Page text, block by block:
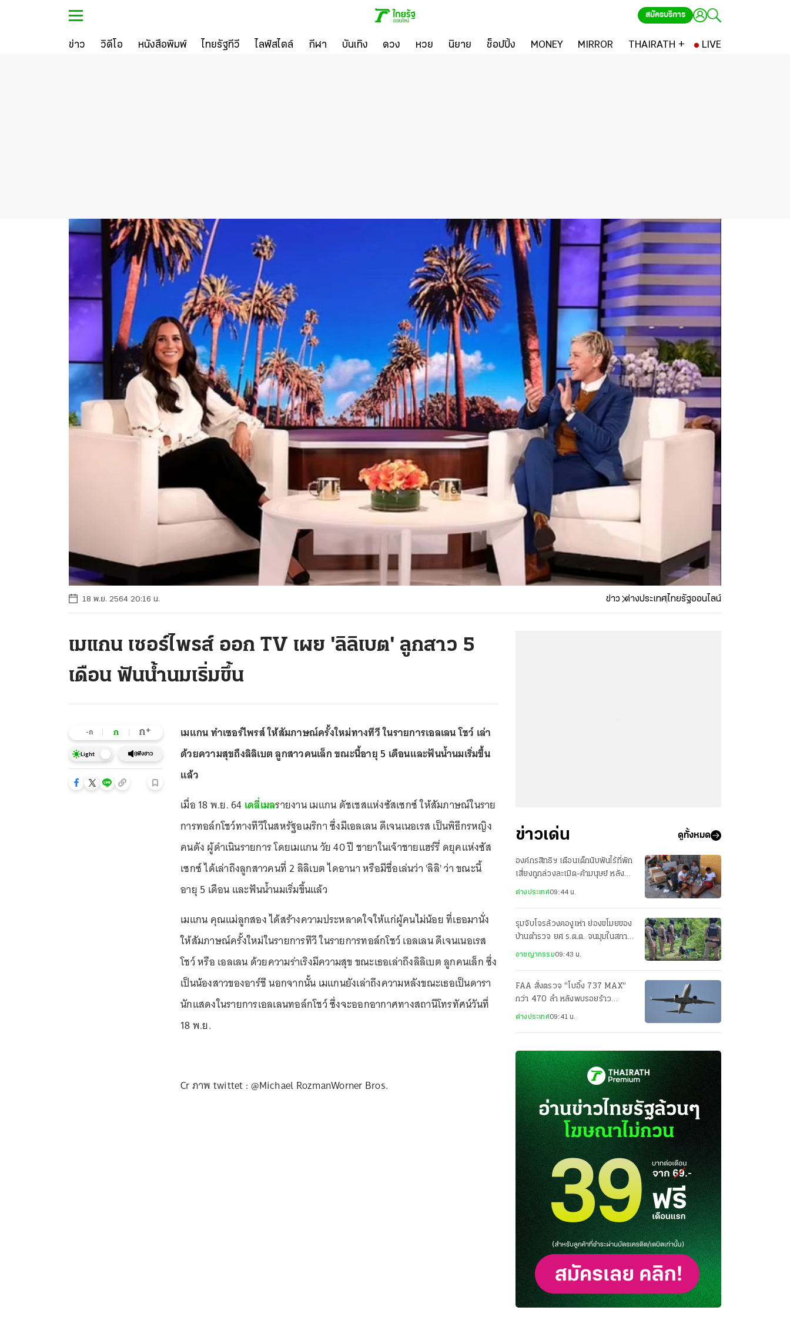
สมัครบริการ
ข่าว วิดีโอ หนังสือพิมพ์ ไทยรัฐทีวี ไลฟ์สไตล์ กีฬา บันเทิง ดวง หวย นิยาย ช็อปปิ้ง MONEY MIRROR THAIRATH + LIVE
18 พ.ย. 2564 20:16 น. ข่าว ต่างประเทศไทยรัฐออนไลน์
เมแกน เซอร์ไพรส์ ออก TV เผย 'ลิลิเบต' ลูกสาว 5
เดือน ฟันน้ำนมเริ่มขึ้น
-ก ก ก+
Light ฟังข่าว
เมแกน ทำเซอร์ไพรส์ ให้สัมภาษณ์ครั้งใหม่ทางทีวี ในรายการเอลเลน โชว์ เล่า
ด้วยความสุขถึงลิลิเบต ลูกสาวคนเล็ก ขณะนี้อายุ 5 เดือนและฟันน้ำนมเริ่มขึ้น
แล้ว
เมื่อ 18 พ.ย. 64 เดลี่เมลรายงาน เมแกน ดัชเชสแห่งซัสเซกซ์ ให้สัมภาษณ์ในราย
การทอล์กโชว์ทางทีวีในสหรัฐอเมริกา ซึ่งมีเอลเลน ดีเจนเนอเรส เป็นพิธีกรหญิง
คนดัง ผู้ดำเนินรายการ โดยเมแกน วัย 40 ปี ชายาในเจ้าชายแฮร์รี่ ดยุคแห่งซัส
เซกซ์ ได้เล่าถึงลูกสาวคนที่ 2 ลิลิเบต ไดอานา หรือมีชื่อเล่นว่า 'ลิลิ' ว่า ขณะนี้
อายุ 5 เดือน และฟันน้ำนมเริ่มขึ้นแล้ว
เมแกน คุณแม่ลูกสอง ได้สร้างความประหลาดใจให้แก่ผู้คนไม่น้อย ที่เธอมานั่ง
ให้สัมภาษณ์ครั้งใหม่ในรายการทีวี ในรายการทอล์กโชว์ เอลเลน ดีเจนเนอเรส
โชว์ หรือ เอลเลน ด้วยความร่าเริงมีความสุข ขณะเธอเล่าถึงลิลิเบต ลูกคนเล็ก ซึ่ง
เป็นน้องสาวของอาร์ชี นอกจากนั้น เมแกนยังเล่าถึงความหลังขณะเธอเป็นดารา
นักแสดงในรายการเอลเลนทอล์กโชว์ ซึ่งจะออกอากาศทางสถานีโทรทัศน์วันที่
18 พ.ย.
Cr ภาพ twittet : @Michael RozmanWorner Bros.
ข่าวเด่น ดูทั้งหมด
องค์กรสิทธิฯ เตือนเด็กนับพันไร้ที่พัก
เสี่ยงถูกล่วงละเมิด-ค้ามนุษย์ หลัง
ทะลักข้ามพรมแดนสเปน
ต่างประเทศ09:44 น.
รุมจับโจรล้วงคองูเห่า ย่องขโมยของ
บ้านตำรวจ ยศ ร.ต.ต. จนมุมในสภาพ
อาชญากรรม09:43 น.
FAA สั่งตรวจ "โบอิ้ง 737 MAX"
กว่า 470 ลำ หลังพบรอยร้าว
โครงสร้างเครื่องบิน
ต่างประเทศ09:41 น.